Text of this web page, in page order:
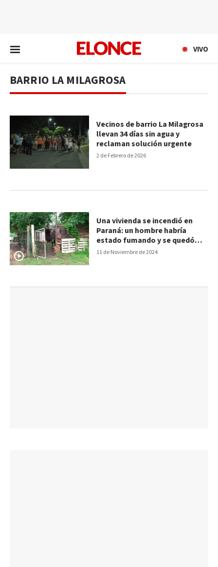
VIVO
BARRIO LA MILAGROSA
2 de Febrero de 2026
Vecinos de barrio La Milagrosa
llevan 34 días sin agua y
reclaman solución urgente
11 de Noviembre de 2024
Una vivienda se incendió en
Paraná: un hombre habría
estado fumando y se quedó
dormido